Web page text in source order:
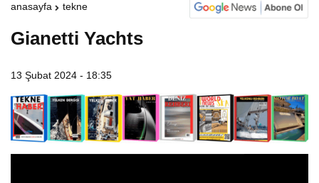
anasayfa tekne
Gianetti Yachts
13 Şubat 2024 - 18:35